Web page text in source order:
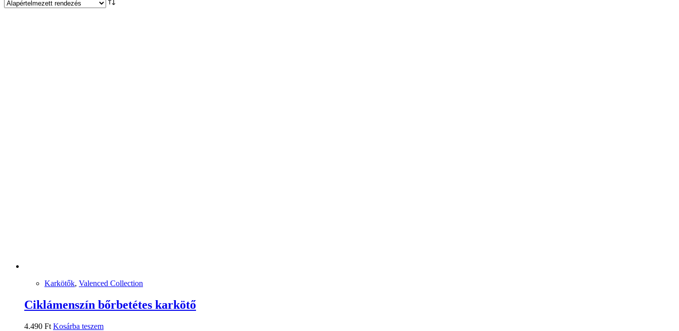
Karkötők, Valenced Collection
Ciklámenszín bőrbetétes karkötő
4.490 Ft Kosárba teszem